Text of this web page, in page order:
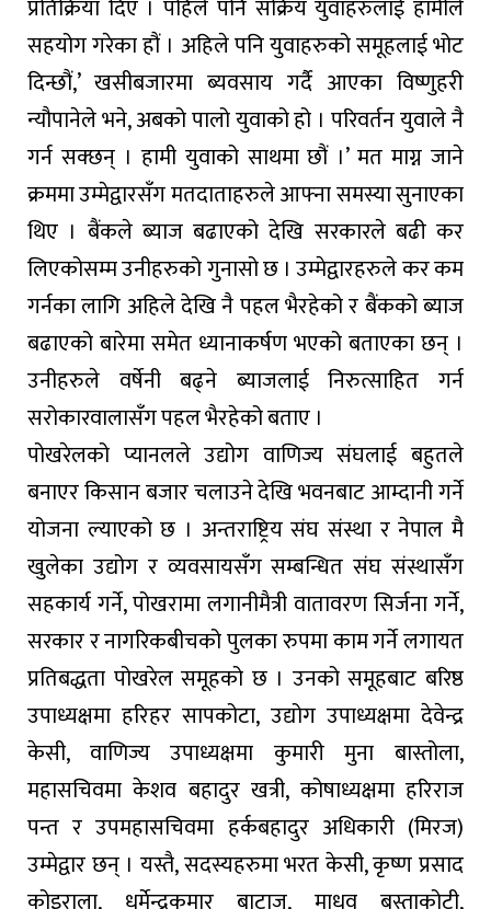
प्रतिक्रिया दिए । पहिले पनि सक्रिय युवाहरुलाई हामीले
सहयोग गरेका हौं । अहिले पनि युवाहरुको समूहलाई भोट
दिन्छौं,’ खसीबजारमा ब्यवसाय गर्दै आएका विष्णुहरी
न्यौपानेले भने, अबको पालो युवाको हो । परिवर्तन युवाले नै
गर्न सक्छन् । हामी युवाको साथमा छौं ।’ मत माग्न जाने
क्रममा उम्मेद्वारसँग मतदाताहरुले आफ्ना समस्या सुनाएका
थिए । बैंकले ब्याज बढाएको देखि सरकारले बढी कर
लिएकोसम्म उनीहरुको गुनासो छ । उम्मेद्वारहरुले कर कम
गर्नका लागि अहिले देखि नै पहल भैरहेको र बैंकको ब्याज
बढाएको बारेमा समेत ध्यानाकर्षण भएको बताएका छन् ।
उनीहरुले वर्षेनी बढ्ने ब्याजलाई निरुत्साहित गर्न
सरोकारवालासँग पहल भैरहेको बताए ।
पोखरेलको प्यानलले उद्योग वाणिज्य संघलाई बहुतले
बनाएर किसान बजार चलाउने देखि भवनबाट आम्दानी गर्ने
योजना ल्याएको छ । अन्तराष्ट्रिय संघ संस्था र नेपाल मै
खुलेका उद्योग र व्यवसायसँग सम्बन्धित संघ संस्थासँग
सहकार्य गर्ने, पोखरामा लगानीमैत्री वातावरण सिर्जना गर्ने,
सरकार र नागरिकबीचको पुलका रुपमा काम गर्ने लगायत
प्रतिबद्धता पोखरेल समूहको छ । उनको समूहबाट बरिष्ठ
उपाध्यक्षमा हरिहर सापकोटा, उद्योग उपाध्यक्षमा देवेन्द्र
केसी, वाणिज्य उपाध्यक्षमा कुमारी मुना बास्तोला,
महासचिवमा केशव बहादुर खत्री, कोषाध्यक्षमा हरिराज
पन्त र उपमहासचिवमा हर्कबहादुर अधिकारी (मिरज)
उम्मेद्वार छन् । यस्तै, सदस्यहरुमा भरत केसी, कृष्ण प्रसाद